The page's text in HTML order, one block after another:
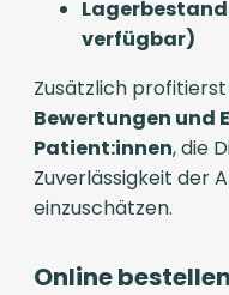
verfügbar)
Zusätzlich
Bewertungen und
Patient:innen, die
Zuverlässigkeit der
einzuschätzen.
Online